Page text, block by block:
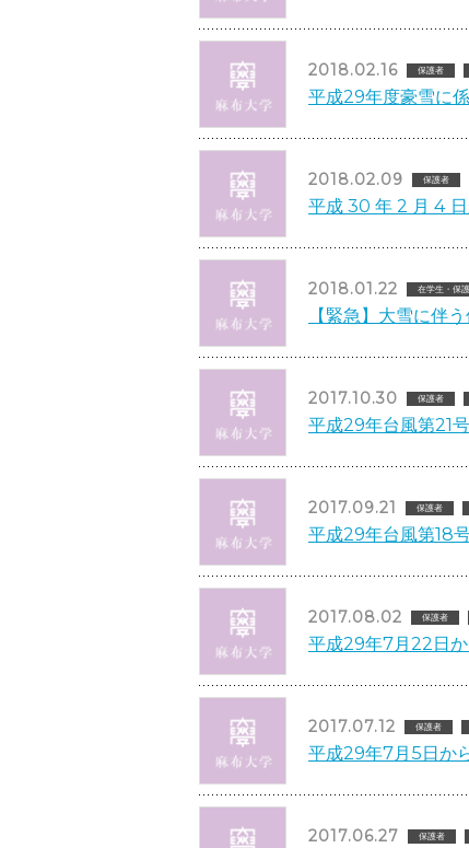
2018.02.16 保護者
平成29年度豪雪に
2018.02.09 保護者
平成 30 年 2 月 4
2018.01.22 在学生・保
【緊急】大雪に伴
2017.10.30 保護者
平成29年台風第21
2017.09.21 保護者
平成29年台風第18
2017.08.02 保護者
平成29年7月22日
2017.07.12 保護者
平成29年7月5日か
2017.06.27 保護者